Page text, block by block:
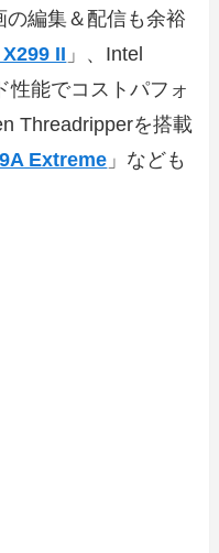
編集＆配信も余裕
II 」、Intel
性能でコストパフォ
Threadripperを搭載
Extreme 」なども